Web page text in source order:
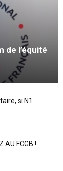
de l’équité
si N1
AU FCGB !